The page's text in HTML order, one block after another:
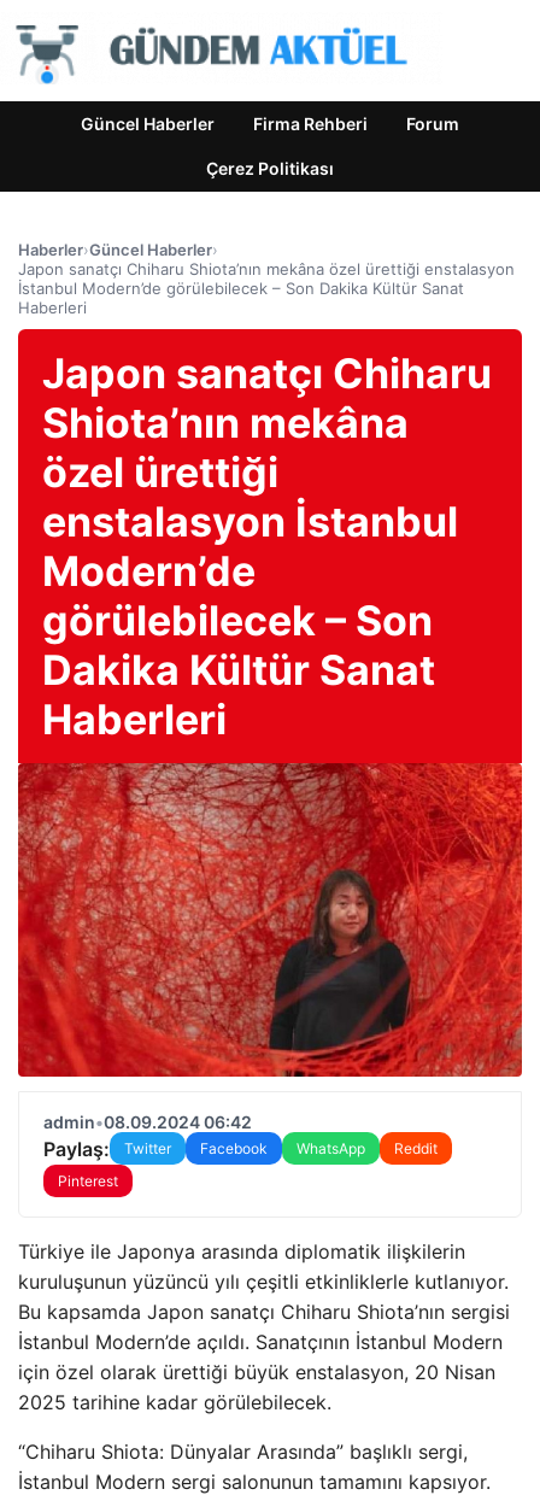
Güncel Haberler Firma Rehberi Forum
Çerez Politikası
Haberler›Güncel Haberler›
Japon sanatçı Chiharu Shiota’nın mekâna özel ürettiği enstalasyon
İstanbul Modern’de görülebilecek – Son Dakika Kültür Sanat
Haberleri
Japon sanatçı Chiharu
Shiota’nın mekâna
özel ürettiği
enstalasyon İstanbul
Modern’de
görülebilecek – Son
Dakika Kültür Sanat
Haberleri
admin•08.09.2024 06:42
Paylaş: Twitter Facebook WhatsApp
Reddit
Pinterest
Türkiye ile Japonya arasında diplomatik ilişkilerin
kuruluşunun yüzüncü yılı çeşitli etkinliklerle kutlanıyor.
Bu kapsamda Japon sanatçı Chiharu Shiota’nın sergisi
İstanbul Modern’de açıldı. Sanatçının İstanbul Modern
için özel olarak ürettiği büyük enstalasyon, 20 Nisan
2025 tarihine kadar görülebilecek.
“Chiharu Shiota: Dünyalar Arasında” başlıklı sergi,
İstanbul Modern sergi salonunun tamamını kapsıyor.